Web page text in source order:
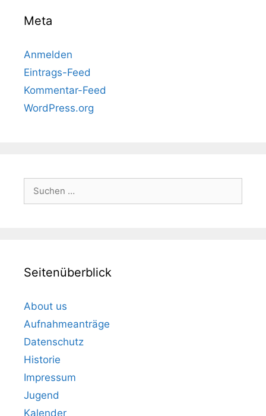
Meta
Anmelden
Eintrags-Feed
Kommentar-Feed
WordPress.org
Seitenüberblick
About us
Aufnahmeanträge
Datenschutz
Historie
Impressum
Jugend
Kalender